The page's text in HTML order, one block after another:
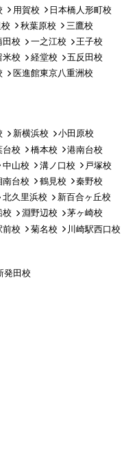
用賀校
日本橋人形町校
秋葉原校
三鷹校
田校 一之江校
王子校
米校 経堂校
五反田校
医進館東京八重洲校
新横浜校
小田原校
台校 橋本校
港南台校
中山校 溝ノ口校
戸塚校
南台校 鶴見校
秦野校
北久里浜校
新百合ヶ丘校
校 淵野辺校
茅ヶ崎校
前校 菊名校 川崎駅西口校
発田校